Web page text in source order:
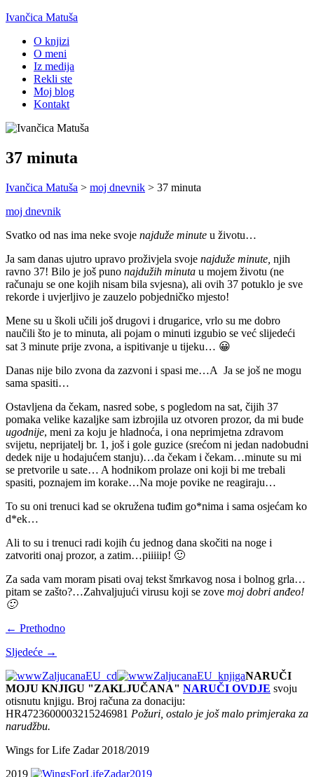
Ivančica Matuša
O knjizi
O meni
Iz medija
Rekli ste
Moj blog
Kontakt
37 minuta
Ivančica Matuša > moj dnevnik > 37 minuta
moj dnevnik
Svatko od nas ima neke svoje najduže minute u životu…
Ja sam danas ujutro upravo proživjela svoje najduže minute, njih
ravno 37! Bilo je još puno najdužih minuta u mojem životu (ne
računaju se one kojih nisam bila svjesna), ali ovih 37 potuklo je sve
rekorde i uvjerljivo je zauzelo pobjedničko mjesto!
Mene su u školi učili još drugovi i drugarice, vrlo su me dobro
naučili što je to minuta, ali pojam o minuti izgubio se već slijedeći
sat 3 minute prije zvona, a ispitivanje u tijeku… 😀
Danas nije bilo zvona da zazvoni i spasi me…A Ja se još ne mogu
sama spasiti…
Ostavljena da čekam, nasred sobe, s pogledom na sat, čijih 37
pomaka velike kazaljke sam izbrojila uz otvoren prozor, da mi bude
ugodnije, meni za koju je hladnoća, i ona neprimjetna zdravom
svijetu, neprijatelj br. 1, još i gole guzice (srećom ni jedan nadobudni
dedek nije u hodajućem stanju)…da čekam i čekam…minute su mi
se pretvorile u sate… A hodnikom prolaze oni koji bi me trebali
spasiti, poznajem im korake…Na moje povike ne reagiraju…
To su oni trenuci kad se okružena tuđim go*nima i sama osjećam ko
d*ek…
Ali to su i trenuci radi kojih ću jednog dana skočiti na noge i
zatvoriti onaj prozor, a zatim…piiiiip! 🙂
Za sada vam moram pisati ovaj tekst šmrkavog nosa i bolnog grla…
pitam se zašto?…Zahvaljujući virusu koji se zove moj dobri anđeo!
🙂
← Prethodno
Sljedeće →
NARUČI
MOJU KNJIGU "ZAKLJUČANA" NARUČI OVDJE svoju
otisnutu knjigu. Broj računa za donaciju:
HR4723600003215246981 Požuri, ostalo je još malo primjeraka za
narudžbu.
Wings for Life Zadar 2018/2019
2019